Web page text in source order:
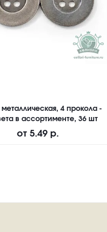
металлическая, 4 прокола -
в ассортименте, 36 шт
от 5.49 р.